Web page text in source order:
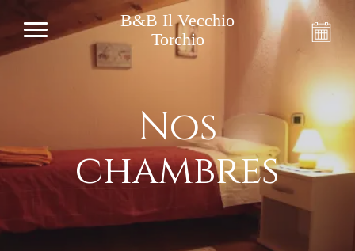
B&B Il Vecchio
Torchio
Nos
chambres